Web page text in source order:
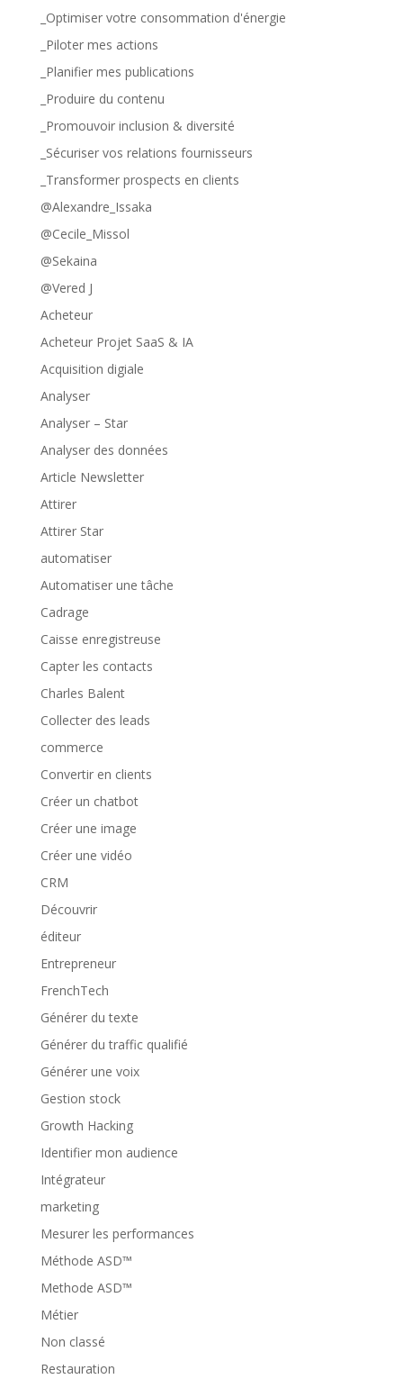
_Optimiser votre consommation d'énergie
_Piloter mes actions
_Planifier mes publications
_Produire du contenu
_Promouvoir inclusion & diversité
_Sécuriser vos relations fournisseurs
_Transformer prospects en clients
@Alexandre_Issaka
@Cecile_Missol
@Sekaina
@Vered J
Acheteur
Acheteur Projet SaaS & IA
Acquisition digiale
Analyser
Analyser – Star
Analyser des données
Article Newsletter
Attirer
Attirer Star
automatiser
Automatiser une tâche
Cadrage
Caisse enregistreuse
Capter les contacts
Charles Balent
Collecter des leads
commerce
Convertir en clients
Créer un chatbot
Créer une image
Créer une vidéo
CRM
Découvrir
éditeur
Entrepreneur
FrenchTech
Générer du texte
Générer du traffic qualifié
Générer une voix
Gestion stock
Growth Hacking
Identifier mon audience
Intégrateur
marketing
Mesurer les performances
Méthode ASD™
Methode ASD™
Métier
Non classé
Restauration